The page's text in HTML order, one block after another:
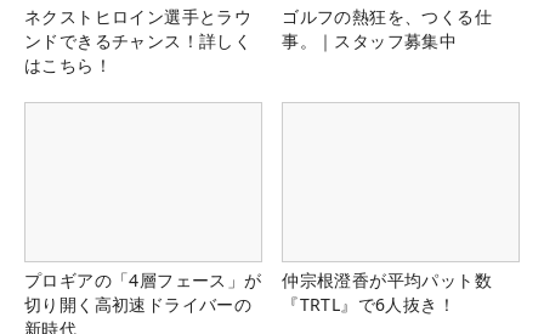
ネクストヒロイン選手とラウ
ンドできるチャンス！詳しく
はこちら！
ゴルフの熱狂を、つくる仕
事。｜スタッフ募集中
プロギアの「4層フェース」が
切り開く高初速ドライバーの
新時代
仲宗根澄香が平均パット数
『TRTL』で6人抜き！